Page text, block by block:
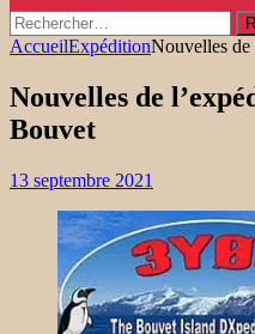
Rechercher :
AccueilExpéditionNouvelles
Nouvelles de
Bouvet
13 septembre 2021